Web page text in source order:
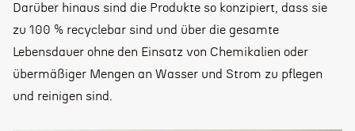
Darüber hinaus sind die Produkte so konzipiert, dass sie
zu 100 % recyclebar sind und über die gesamte
Lebensdauer ohne den Einsatz von Chemikalien oder
übermäßiger Mengen an Wasser und Strom zu pflegen
und reinigen sind.